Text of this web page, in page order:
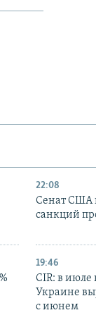
22:08
Сенат США
санкций
19:46
CIR: в июле
Украине
с июнем